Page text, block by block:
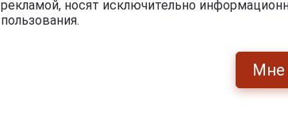
рекламой, носят исключительно
пользования.
Мне